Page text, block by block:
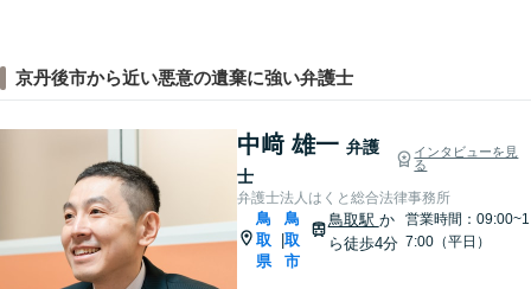
京丹後市から近い悪意の遺棄に強い弁護士
中﨑 雄一 弁護
士
インタビューを見
る
弁護士法人はくと総合法律事務所
鳥
取
県
鳥
取
市
鳥取駅 か
ら徒歩4分
営業時間：09:00~1
7:00（平日）